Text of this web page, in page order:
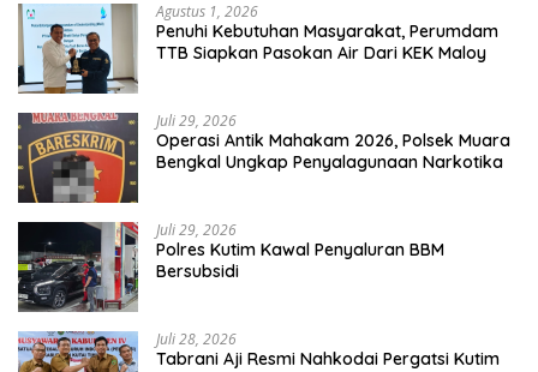
Agustus 1, 2026
Penuhi Kebutuhan Masyarakat, Perumdam
TTB Siapkan Pasokan Air Dari KEK Maloy
Juli 29, 2026
Operasi Antik Mahakam 2026, Polsek Muara
Bengkal Ungkap Penyalagunaan Narkotika
Juli 29, 2026
Polres Kutim Kawal Penyaluran BBM
Bersubsidi
Juli 28, 2026
Tabrani Aji Resmi Nahkodai Pergatsi Kutim